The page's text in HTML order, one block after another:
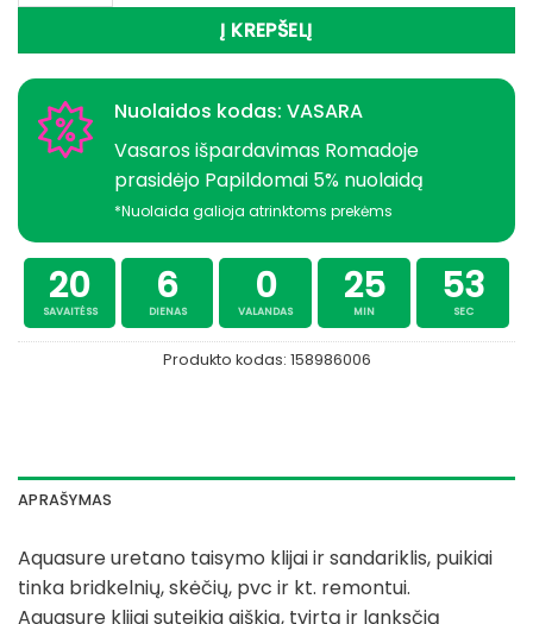
Į KREPŠELĮ
Nuolaidos kodas: VASARA
Vasaros išpardavimas Romadoje
prasidėjo Papildomai 5% nuolaidą
*Nuolaida galioja atrinktoms prekėms
20
SAVAITĖSS
6
DIENAS
0
VALANDAS
25
MIN
53
SEC
Produkto kodas: 158986006
APRAŠYMAS
Aquasure uretano taisymo klijai ir sandariklis, puikiai
tinka bridkelnių, skėčių, pvc ir kt. remontui.
Aquasure klijai suteikia aiškią, tvirtą ir lanksčią